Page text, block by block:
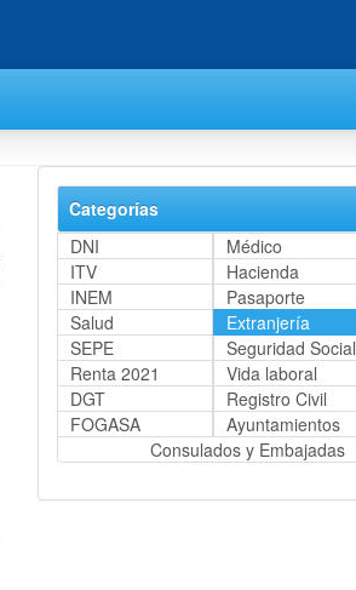
Categorías
DNI
Médico
ITV
Hacienda
INEM
Pasaporte
Salud
Extranjería
SEPE
Seguridad Social
Renta 2021
Vida laboral
DGT
Registro Civil
FOGASA
Ayuntamientos
Consulados y Embajadas